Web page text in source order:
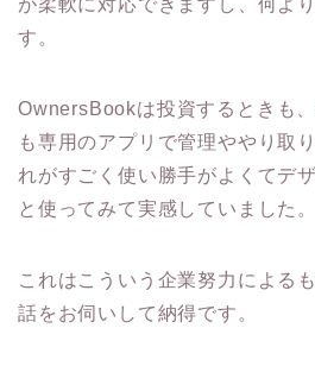
す。
OwnersBookは投資するときも
も専用のアプリで管理ややり取
れがすごく使い勝手がよくてデ
と使ってみて実感していました。
これはこういう企業努力による
話をお伺いして納得です。